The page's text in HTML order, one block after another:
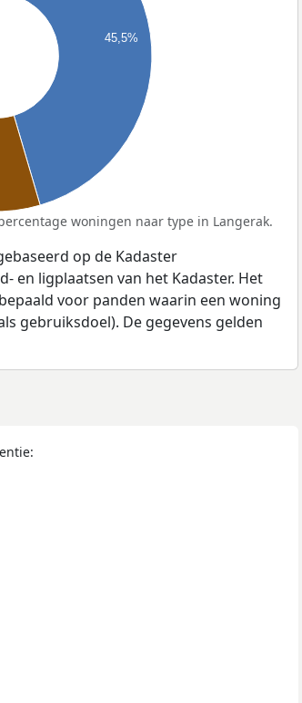
45,5%
woningen naar type in Langerak.
op de Kadaster
en ligplaatsen van het Kadaster. Het
voor panden waarin een woning
gebruiksdoel). De gegevens gelden